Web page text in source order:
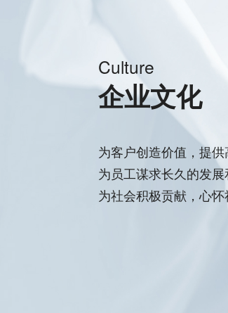
Culture
企业文化
为客户创造价值，提供
为员工谋求长久的发展
为社会积极贡献，心怀